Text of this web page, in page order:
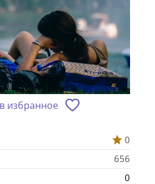
избранное
0
656
0